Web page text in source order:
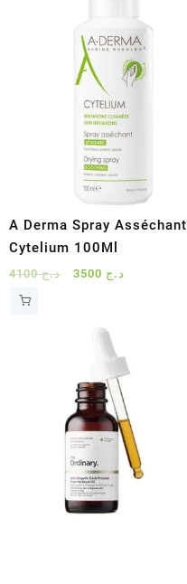
A Derma Spray Asséchant
Cytelium 100Ml
د.ج4100
Le
était :
د.ج